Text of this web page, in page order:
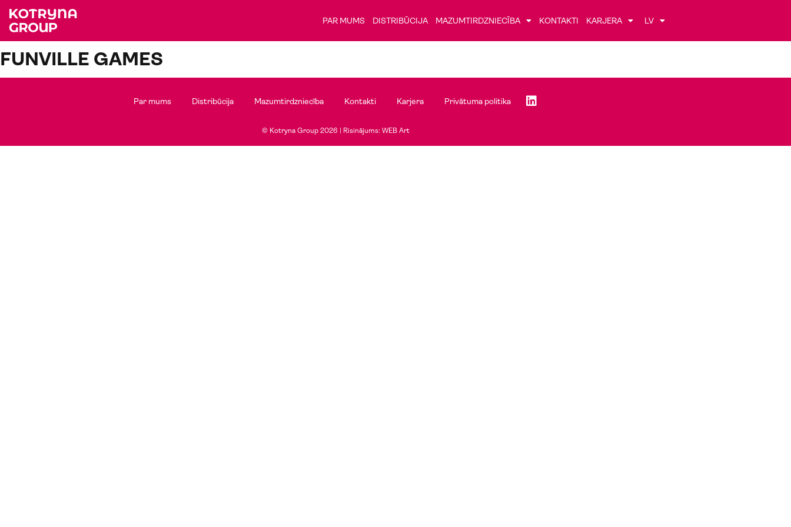
PAR MUMS DISTRIBŪCIJA MAZUMTIRDZNIECĪBA KONTAKTI KARJERA LV
FUNVILLE GAMES
Par mums Distribūcija Mazumtirdzniecība Kontakti Karjera Privātuma politika
© Kotryna Group 2026 | Risinājums: WEB Art